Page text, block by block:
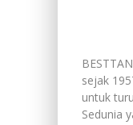
sejak
untuk
Sedunia